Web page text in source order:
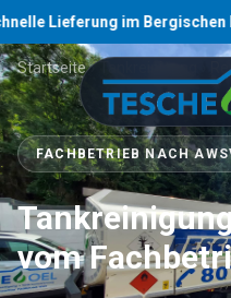
im Bergischen Land ·
Startseite ›
FACHBETRIEB NACH
vom